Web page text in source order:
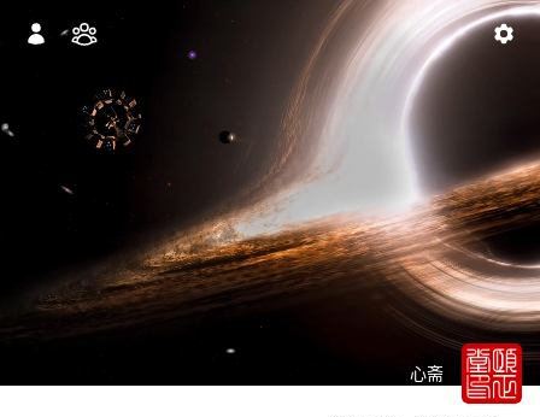
心斋